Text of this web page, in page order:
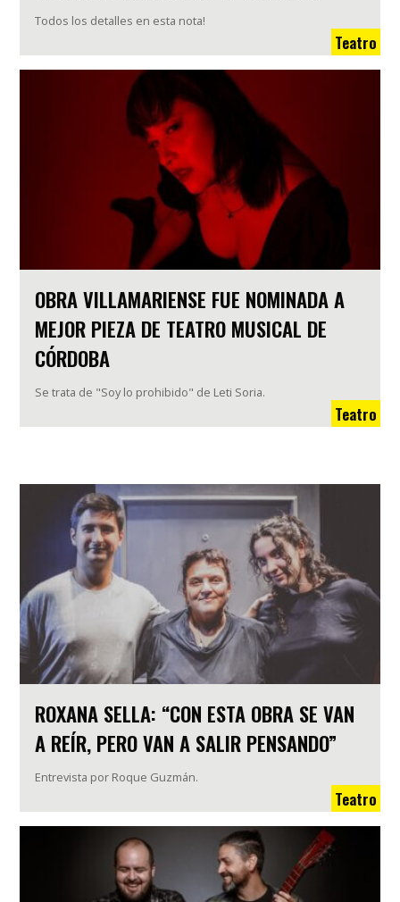
Todos los detalles en esta nota!
Teatro
OBRA VILLAMARIENSE FUE NOMINADA A
MEJOR PIEZA DE TEATRO MUSICAL DE
CÓRDOBA
Se trata de "Soy lo prohibido" de Leti Soria.
Teatro
ROXANA SELLA: “CON ESTA OBRA SE VAN
A REÍR, PERO VAN A SALIR PENSANDO”
Entrevista por Roque Guzmán.
Teatro